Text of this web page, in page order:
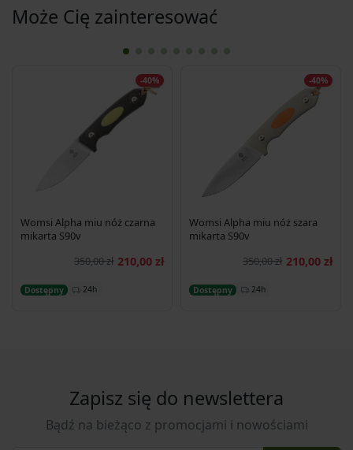
Może Cię zainteresować
-40%
Womsi Alpha miu nóż czarna
mikarta S90v
350,00 zł 210,00 zł
Dostępny 24h
Dodaj do koszyka
-40%
Womsi Alpha miu nóż szara
mikarta S90v
350,00 zł 210,00 zł
Dostępny 24h
Dodaj do koszyka
Zapisz się do newslettera
Bądź na bieżąco z promocjami i nowościami